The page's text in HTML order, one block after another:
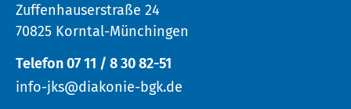
Zuffenhauserstraße 24
70825 Korntal-Münchingen
Telefon 07 11 / 8 30 82-51
info-jks@diakonie-bgk.de